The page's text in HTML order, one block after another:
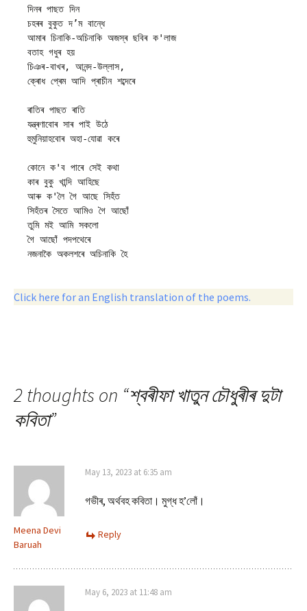
দিনৰ পাছত দিন
চহৰৰ বুকুত দ’ম বান্ধে
আমাৰ চিনাকি-অচিনাকি অজস্ৰ ছবিৰ ক'লাজ
বতাহ গধুৰ হয়
চিঞৰ-বাখৰ, আনন্দ-উল্লাস,
ক্ৰোধ প্ৰেম আদি প্ৰাচীন শব্দেৰে
ৰাতিৰ পাছত ৰাতি
যন্ত্ৰণাবোৰ সাৰ পাই উঠে
হুমুনিয়াহবোৰ অহা-যোৱা কৰে
কোনে ক'ব পাৰে সেই কথা
কাৰ বুকু খান্দি আহিছে
আৰু ক'লৈ গৈ আছে সিহঁত
সিহঁতৰ সৈতে আমিও গৈ আছোঁ
তুমি মই আমি সকলো
গৈ আছোঁ পদপথেৰে
Click here for an English translation of the poems.
2 thoughts on “শ্বৰীফা খাতুন চৌধুৰীৰ দুটা
কবিতা”
Meena Devi
Baruah
May 13, 2023 at 6:35 am
গভীৰ, অৰ্থবহ কবিতা। মুগ্ধ হ’লোঁ।
Reply
May 6, 2023 at 11:48 am